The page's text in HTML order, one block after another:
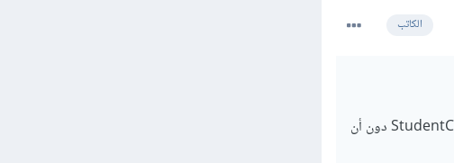
الكاتب
وأعتقد أن الخطأ في ملف web.php حيث أنك قمت بتعريف المسار ووضعت له ال StudentController دون أن